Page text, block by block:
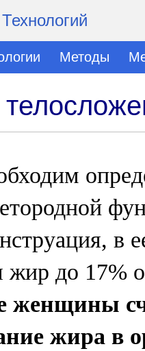
Методы
в
жир до 17%
женщины
жира в